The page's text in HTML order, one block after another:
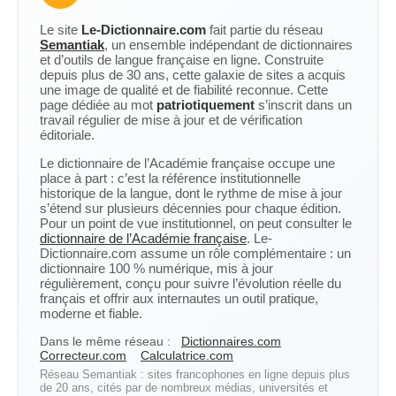
Le site Le-Dictionnaire.com fait partie du réseau
Semantiak, un ensemble indépendant de dictionnaires
et d’outils de langue française en ligne. Construite
depuis plus de 30 ans, cette galaxie de sites a acquis
une image de qualité et de fiabilité reconnue. Cette
page dédiée au mot patriotiquement s’inscrit dans un
travail régulier de mise à jour et de vérification
éditoriale.
Le dictionnaire de l’Académie française occupe une
place à part : c’est la référence institutionnelle
historique de la langue, dont le rythme de mise à jour
s’étend sur plusieurs décennies pour chaque édition.
Pour un point de vue institutionnel, on peut consulter le
dictionnaire de l’Académie française. Le-
Dictionnaire.com assume un rôle complémentaire : un
dictionnaire 100 % numérique, mis à jour
régulièrement, conçu pour suivre l’évolution réelle du
français et offrir aux internautes un outil pratique,
moderne et fiable.
Dans le même réseau :
Dictionnaires.com
Correcteur.com
Calculatrice.com
Réseau Semantiak : sites francophones en ligne depuis plus
de 20 ans, cités par de nombreux médias, universités et